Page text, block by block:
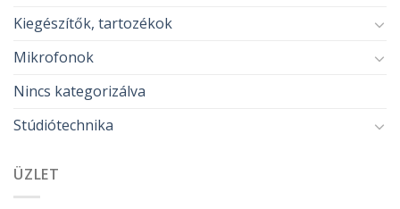
Kiegészítők, tartozékok
Mikrofonok
Nincs kategorizálva
Stúdiótechnika
ÜZLET